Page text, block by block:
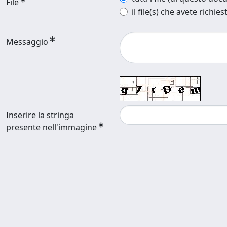
il file(s) che avete
Messaggio
Inserire la stringa
presente nell'immagine